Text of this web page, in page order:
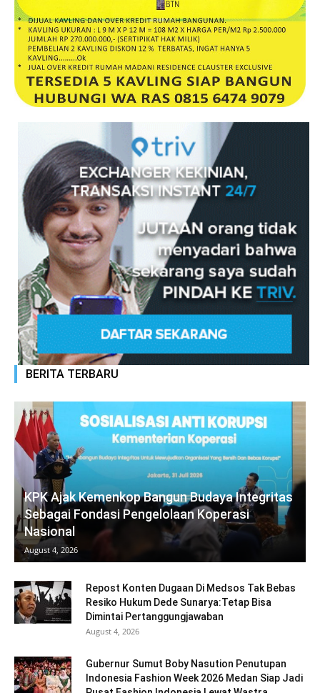
BERITA TERBARU
KPK Ajak Kemenkop Bangun Budaya Integritas
Sebagai Fondasi Pengelolaan Koperasi
Nasional
August 4, 2026
Repost Konten Dugaan Di Medsos Tak Bebas
Resiko Hukum Dede Sunarya:Tetap Bisa
Dimintai Pertanggungjawaban
August 4, 2026
Gubernur Sumut Boby Nasution Penutupan
Indonesia Fashion Week 2026 Medan Siap Jadi